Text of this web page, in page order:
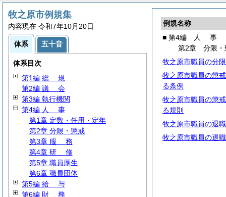
例規名称
■ 第4編
人 事
第2章 分限・
牧之原市職員の分
牧之原市職員の懲
る条例
牧之原市職員の懲
る規則
牧之原市職員の退
牧之原市職員の退
牧之原市例規集
内容現在 令和7年10月20日
体系 五十音
体系目次
第1編 総 規
第2編 議 会
第3編 執行機関
第4編 人 事
第1章 定数・任用・定年
第2章 分限・懲戒
第3章 服 務
第4章 研 修
第5章 職員厚生
第6章 職員団体
第5編 給 与
第6編 財 務